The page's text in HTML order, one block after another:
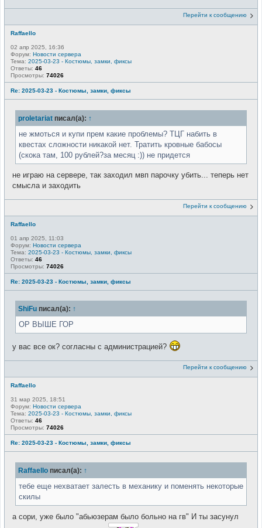
Перейти к сообщению
Raffaello
02 апр 2025, 16:36
Форум: Новости сервера
Тема: 2025-03-23 - Костюмы, замки, фиксы
Ответы: 46
Просмотры: 74026
Re: 2025-03-23 - Костюмы, замки, фиксы
proletariat писал(а): ↑
не жмоться и купи прем какие проблемы? ТЦГ набить в
квестах сложности никакой нет. Тратить кровные бабосы
(скока там, 100 рублей?за месяц :)) не придется
не играю на сервере, так заходил мвп парочку убить... теперь нет
смысла и заходить
Перейти к сообщению
Raffaello
01 апр 2025, 11:03
Форум: Новости сервера
Тема: 2025-03-23 - Костюмы, замки, фиксы
Ответы: 46
Просмотры: 74026
Re: 2025-03-23 - Костюмы, замки, фиксы
ShiFu писал(а): ↑
ОР ВЫШЕ ГОР
у вас все ок? согласны с администрацией?
Перейти к сообщению
Raffaello
31 мар 2025, 18:51
Форум: Новости сервера
Тема: 2025-03-23 - Костюмы, замки, фиксы
Ответы: 46
Просмотры: 74026
Re: 2025-03-23 - Костюмы, замки, фиксы
Raffaello писал(а): ↑
тебе еще нехватает залесть в механику и поменять некоторые
скилы
а сори, уже было "абьюзерам было больно на гв" И ты засунул